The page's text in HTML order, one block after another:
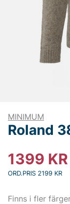
MINIMUM
Roland
1399 KR
ORD.PRIS 2199 KR
Finns i fler